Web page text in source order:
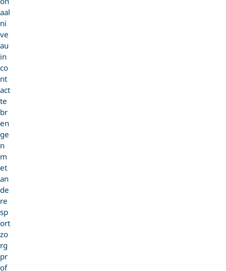
aal
ni
ve
au
in
co
nt
act
te
br
en
ge
n
m
et
an
de
re
sp
ort
zo
rg
pr
of